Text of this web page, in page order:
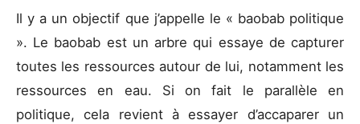
Il y a un objectif que j’appelle le « baobab politique
». Le baobab est un arbre qui essaye de capturer
toutes les ressources autour de lui, notamment les
ressources en eau. Si on fait le parallèle en
politique, cela revient à essayer d’accaparer un